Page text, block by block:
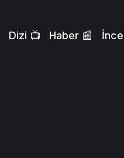
Dizi 📺 Haber 📰